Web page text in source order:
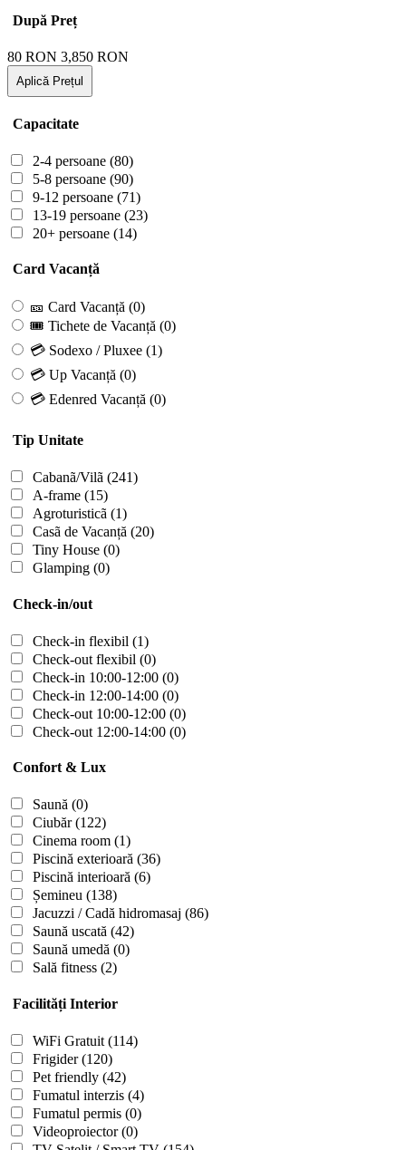
După Preț
80 RON 3,850 RON
Aplică Prețul
Capacitate
2-4 persoane (80)
5-8 persoane (90)
9-12 persoane (71)
13-19 persoane (23)
20+ persoane (14)
Card Vacanță
🎫 Card Vacanță (0)
🎟 Tichete de Vacanță (0)
💳 Sodexo / Pluxee (1)
💳 Up Vacanță (0)
💳 Edenred Vacanță (0)
Tip Unitate
Cabanã/Vilã (241)
A-frame (15)
Agroturisticã (1)
Casã de Vacanță (20)
Tiny House (0)
Glamping (0)
Check-in/out
Check-in flexibil (1)
Check-out flexibil (0)
Check-in 10:00-12:00 (0)
Check-in 12:00-14:00 (0)
Check-out 10:00-12:00 (0)
Check-out 12:00-14:00 (0)
Confort & Lux
Saună (0)
Ciubăr(122)
Cinema room (1)
Piscină exterioară (36)
Piscină interioară (6)
Șemineu (138)
Jacuzzi / Cadă hidromasaj (86)
Saună uscată (42)
Saună umedă (0)
Sală fitness (2)
Facilități Interior
WiFi Gratuit (114)
Frigider(120)
Pet friendly (42)
Fumatul interzis (4)
Fumatul permis (0)
Videoproiector(0)